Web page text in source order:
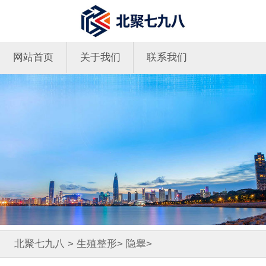
网站首页 关于我们 联系我们
北聚七九八 > 生殖整形> 隐睾>